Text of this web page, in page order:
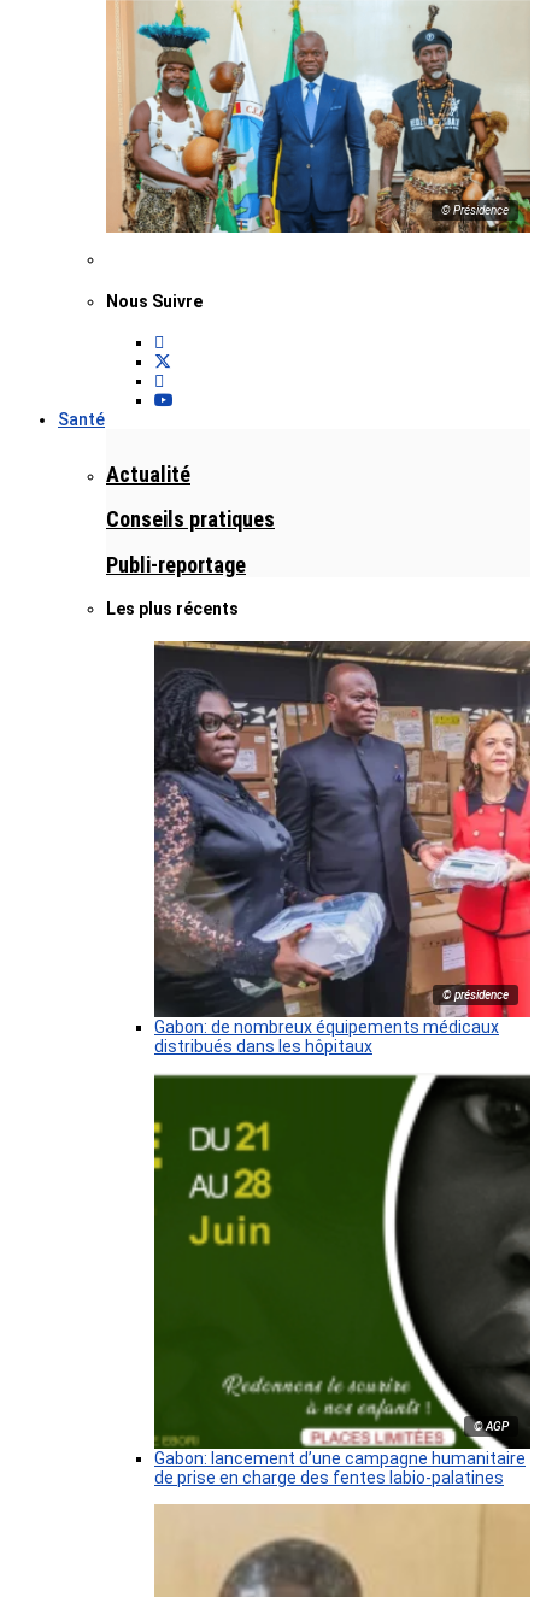
© Présidence
Nous Suivre
Santé
Actualité
Conseils pratiques
Publi-reportage
Les plus récents
© présidence
Gabon: de nombreux équipements médicaux
distribués dans les hôpitaux
© AGP
Gabon: lancement d’une campagne humanitaire
de prise en charge des fentes labio-palatines